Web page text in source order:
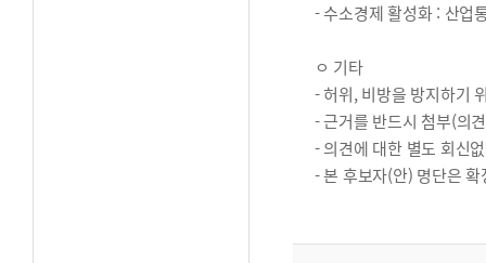
- 수소경제 활성화 : 산
ㅇ 기타
- 허위, 비방을 방지하기
- 근거를 반드시 첨부(의
- 의견에 대한 별도 회신
- 본 후보자(안) 명단은